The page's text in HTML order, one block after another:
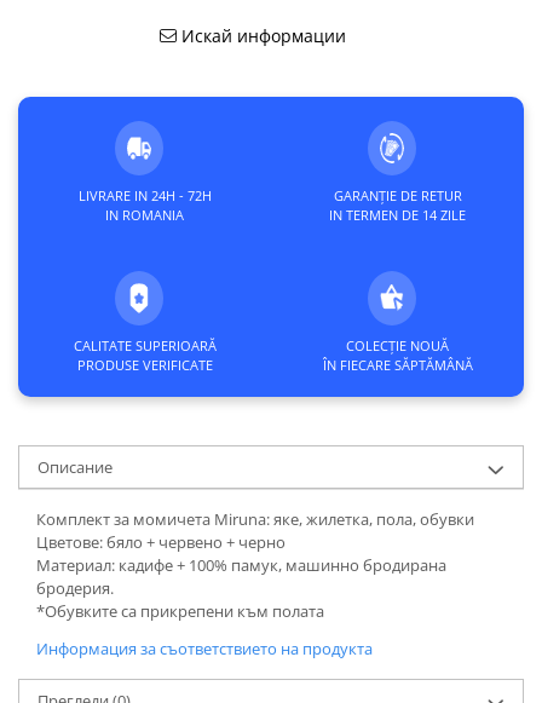
Искай информации
LIVRARE IN 24H - 72H
IN ROMANIA
GARANȚIE DE RETUR
IN TERMEN DE 14 ZILE
CALITATE SUPERIOARĂ
PRODUSE VERIFICATE
COLECȚIE NOUĂ
ÎN FIECARE SĂPTĂMÂNĂ
Описание
Комплект за момичета Miruna: яке, жилетка, пола, обувки
Цветове: бяло + червено + черно
Материал: кадифе + 100% памук, машинно бродирана
бродерия.
*Обувките са прикрепени към полата
Информация за съответствието на продукта